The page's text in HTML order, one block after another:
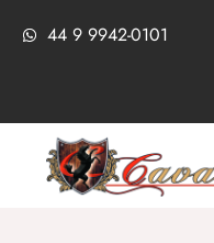
44 9 9942-0101